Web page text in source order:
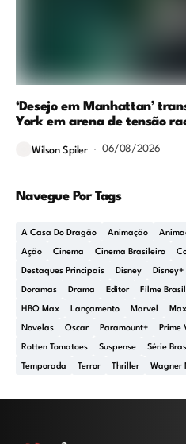
‘Desejo em Manhattan’
York em arena de tensão
Wilson Spiler 06/08/2026
Navegue Por Tags
A Casa Do Dragão Animação
Ação Cinema Cinema Brasileiro
Destaques Principais Disney Disney+
Doramas Drama Editor Filme
HBO Max Lançamento Marvel Max
Novelas Oscar Paramount+ Prime
Rotten Tomatoes Suspense Série
Temporada Terror Thriller Wagner